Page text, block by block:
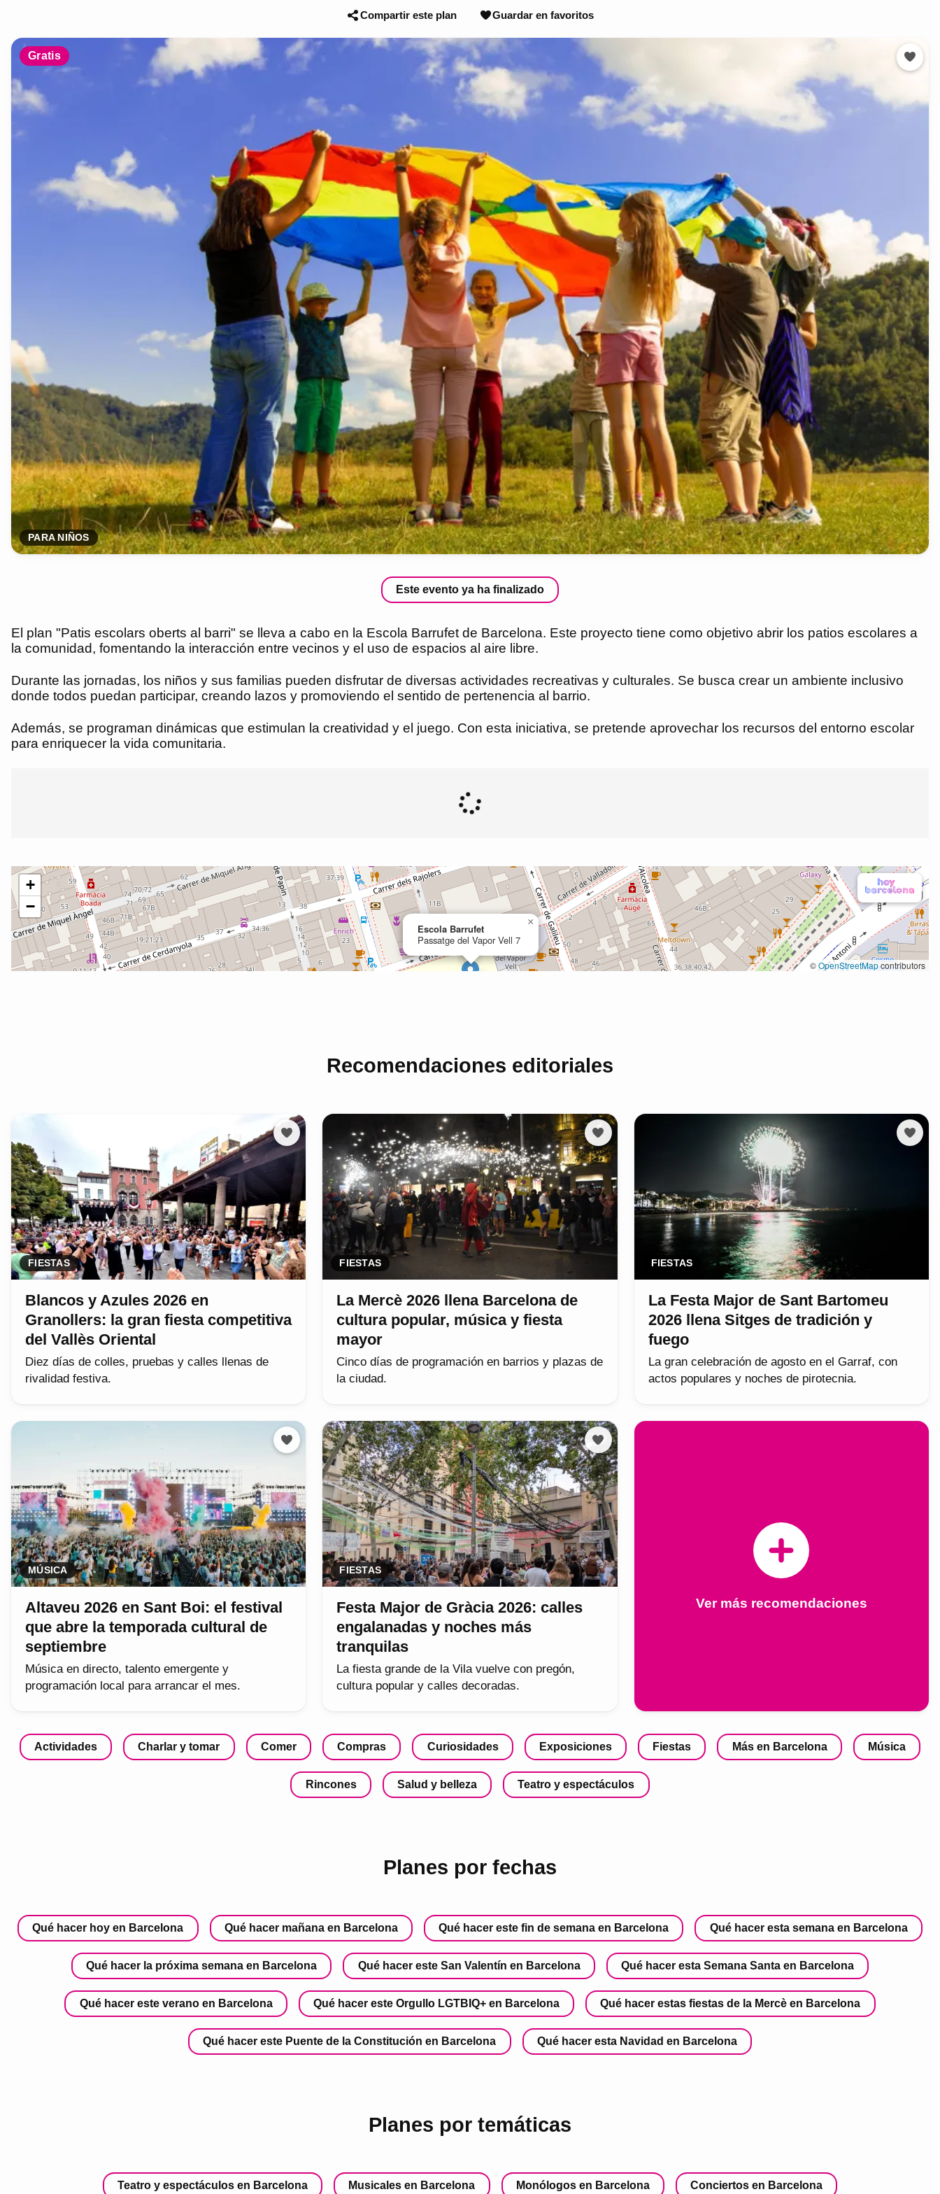
Compartir este plan Guardar en favoritos
Gratis
PARA NIÑOS
Este evento ya ha finalizado
El plan "Patis escolars oberts al barri" se lleva a cabo en la Escola Barrufet de Barcelona. Este proyecto tiene como objetivo abrir los patios escolares a
la comunidad, fomentando la interacción entre vecinos y el uso de espacios al aire libre.
Durante las jornadas, los niños y sus familias pueden disfrutar de diversas actividades recreativas y culturales. Se busca crear un ambiente inclusivo
donde todos puedan participar, creando lazos y promoviendo el sentido de pertenencia al barrio.
Además, se programan dinámicas que estimulan la creatividad y el juego. Con esta iniciativa, se pretende aprovechar los recursos del entorno escolar
para enriquecer la vida comunitaria.
Recomendaciones editoriales
FIESTAS
Blancos y Azules 2026 en
Granollers: la gran fiesta competitiva
del Vallès Oriental
Diez días de colles, pruebas y calles llenas de
rivalidad festiva.
FIESTAS
La Mercè 2026 llena Barcelona de
cultura popular, música y fiesta
mayor
Cinco días de programación en barrios y plazas de
la ciudad.
FIESTAS
La Festa Major de Sant Bartomeu
2026 llena Sitges de tradición y
fuego
La gran celebración de agosto en el Garraf, con
actos populares y noches de pirotecnia.
MÚSICA
Altaveu 2026 en Sant Boi: el festival
que abre la temporada cultural de
septiembre
Música en directo, talento emergente y
programación local para arrancar el mes.
FIESTAS
Festa Major de Gràcia 2026: calles
engalanadas y noches más
tranquilas
La fiesta grande de la Vila vuelve con pregón,
cultura popular y calles decoradas.
Ver más recomendaciones
Actividades Charlar y tomar Comer Compras Curiosidades Exposiciones Fiestas Más en Barcelona Música
Rincones Salud y belleza Teatro y espectáculos
Planes por fechas
Qué hacer hoy en Barcelona Qué hacer mañana en Barcelona Qué hacer este fin de semana en Barcelona Qué hacer esta semana en Barcelona
Qué hacer la próxima semana en Barcelona Qué hacer este San Valentín en Barcelona Qué hacer esta Semana Santa en Barcelona
Qué hacer este verano en Barcelona Qué hacer este Orgullo LGTBIQ+ en Barcelona Qué hacer estas fiestas de la Mercè en Barcelona
Qué hacer este Puente de la Constitución en Barcelona Qué hacer esta Navidad en Barcelona
Planes por temáticas
Teatro y espectáculos en Barcelona Musicales en Barcelona Monólogos en Barcelona Conciertos en Barcelona